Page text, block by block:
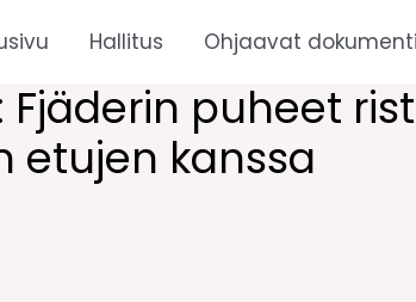
Hallitus Ohjaavat
puheet
etujen kanssa